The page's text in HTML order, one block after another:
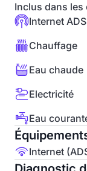
Inclus dans les
Internet
Chauffage
Eau chaude
Electricité
Eau
Internet